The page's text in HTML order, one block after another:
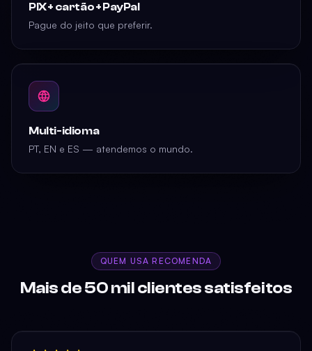
PIX + cartão + PayPal
Pague do jeito que preferir.
Multi-idioma
PT, EN e ES — atendemos o mundo.
QUEM USA RECOMENDA
Mais de 50 mil clientes satisfeitos